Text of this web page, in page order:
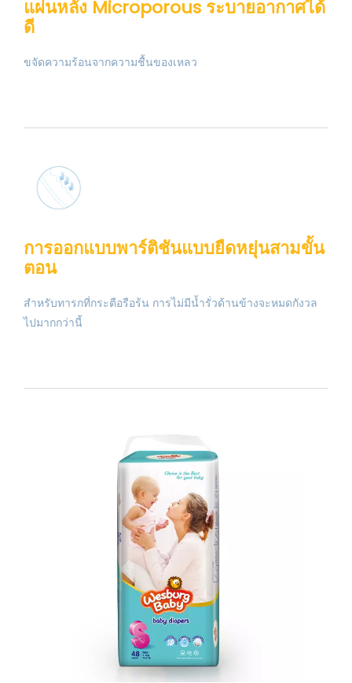
แผ่นหลัง Microporous ระบายอากาศได้
ดี
ขจัดความร้อนจากความชื้นของเหลว
การออกแบบพาร์ติชันแบบยืดหยุ่นสามขั้น
ตอน
สำหรับทารกที่กระตือรือร้น การไม่มีน้ำรั่วด้านข้างจะหมดกังวล
ไปมากกว่านี้